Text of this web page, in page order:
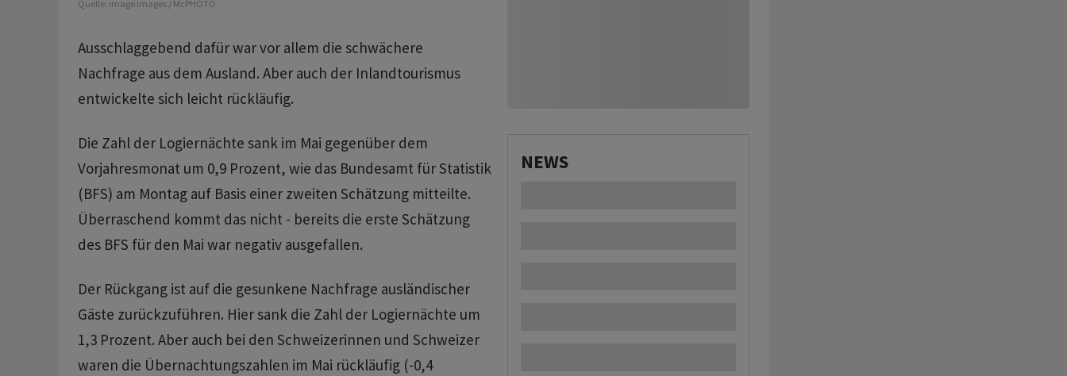
Quelle: imago images / McPHOTO
Ausschlaggebend dafür war vor allem die schwächere
Nachfrage aus dem Ausland. Aber auch der Inlandtourismus
entwickelte sich leicht rückläufig.
Die Zahl der Logiernächte sank im Mai gegenüber dem
Vorjahresmonat um 0,9 Prozent, wie das Bundesamt für Statistik
(BFS) am Montag auf Basis einer zweiten Schätzung mitteilte.
Überraschend kommt das nicht - bereits die erste Schätzung
des BFS für den Mai war negativ ausgefallen.
Der Rückgang ist auf die gesunkene Nachfrage ausländischer
Gäste zurückzuführen. Hier sank die Zahl der Logiernächte um
1,3 Prozent. Aber auch bei den Schweizerinnen und Schweizer
waren die Übernachtungszahlen im Mai rückläufig (-0,4
NEWS